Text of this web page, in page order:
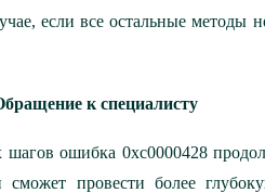
если все остальные методы
к специалисту
ошибка 0xc0000428
провести более